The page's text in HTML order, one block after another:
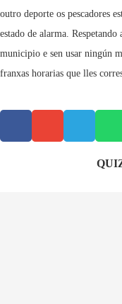
outro deporte os pescadores
estado de alarma.
municipio e sen usar ningún
franxas horarias que lles